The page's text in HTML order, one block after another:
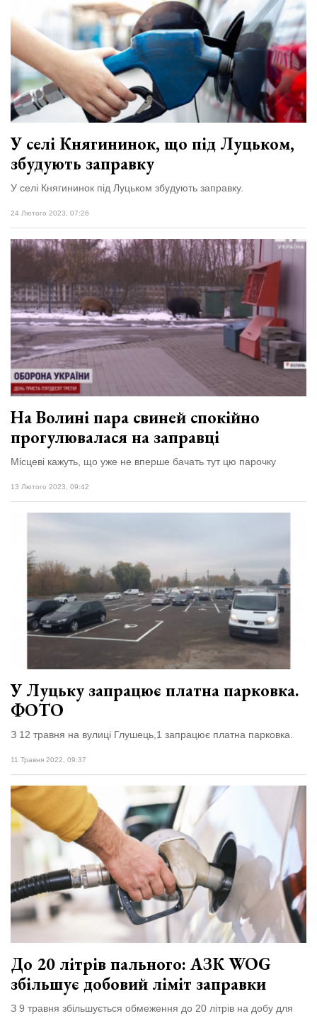
У селі Княгининок, що під Луцьком,
збудують заправку
У селі Княгининок під Луцьком збудують заправку.
24 Лютого 2023, 07:26
На Волині пара свиней спокійно
прогулювалася на заправці
Місцеві кажуть, що уже не вперше бачать тут цю парочку
13 Лютого 2023, 09:42
У Луцьку запрацює платна парковка.
ФОТО
З 12 травня на вулиці Глушець,1 запрацює платна парковка.
11 Травня 2022, 09:37
До 20 літрів пального: АЗК WOG
збільшує добовий ліміт заправки
З 9 травня збільшується обмеження до 20 літрів на добу для